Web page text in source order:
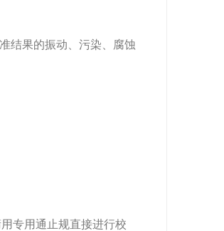
结果的振动、污染、腐蚀
专用通止规直接进行校